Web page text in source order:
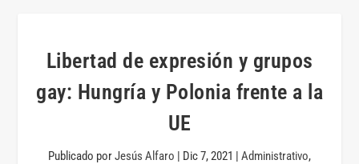
Libertad de expresión y grupos
gay: Hungría y Polonia frente a la
UE
Publicado porJesús Alfaro | Dic 7, 2021 | Administrativo,